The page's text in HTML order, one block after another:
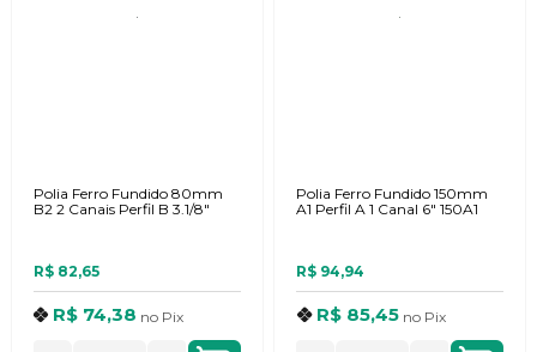
Polia Ferro Fundido 80mm
B2 2 Canais Perfil B 3.1/8"
R$ 82,65
R$ 74,38 no Pix
Polia Ferro Fundido 150mm
A1 Perfil A 1 Canal 6" 150A1
R$ 94,94
R$ 85,45 no Pix